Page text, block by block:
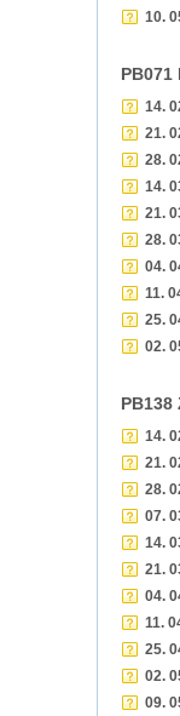
10.
14.
21.
28.
14.
21.
28.
04.
11.
25.
02.
14.
21.
28.
07.
14.
21.
04.
11.
25.
02.
09.